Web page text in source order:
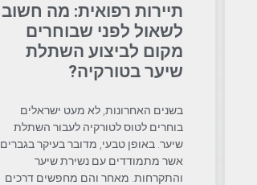
תיירות רפואית: מה חשוב
לשאול לפני שבוחרים
מקום לביצוע השתלת
שיער בטורקיה?
בשנים האחרונות, לא מעט ישראלים
בוחרים לטוס לטורקיה לעבור השתלת
שיער. באופן טבעי, מדובר בעיקר בגברים
אשר מתמודדים עם נשירת שיער
והתקרחות. מאחר והם מחפשים דרכים